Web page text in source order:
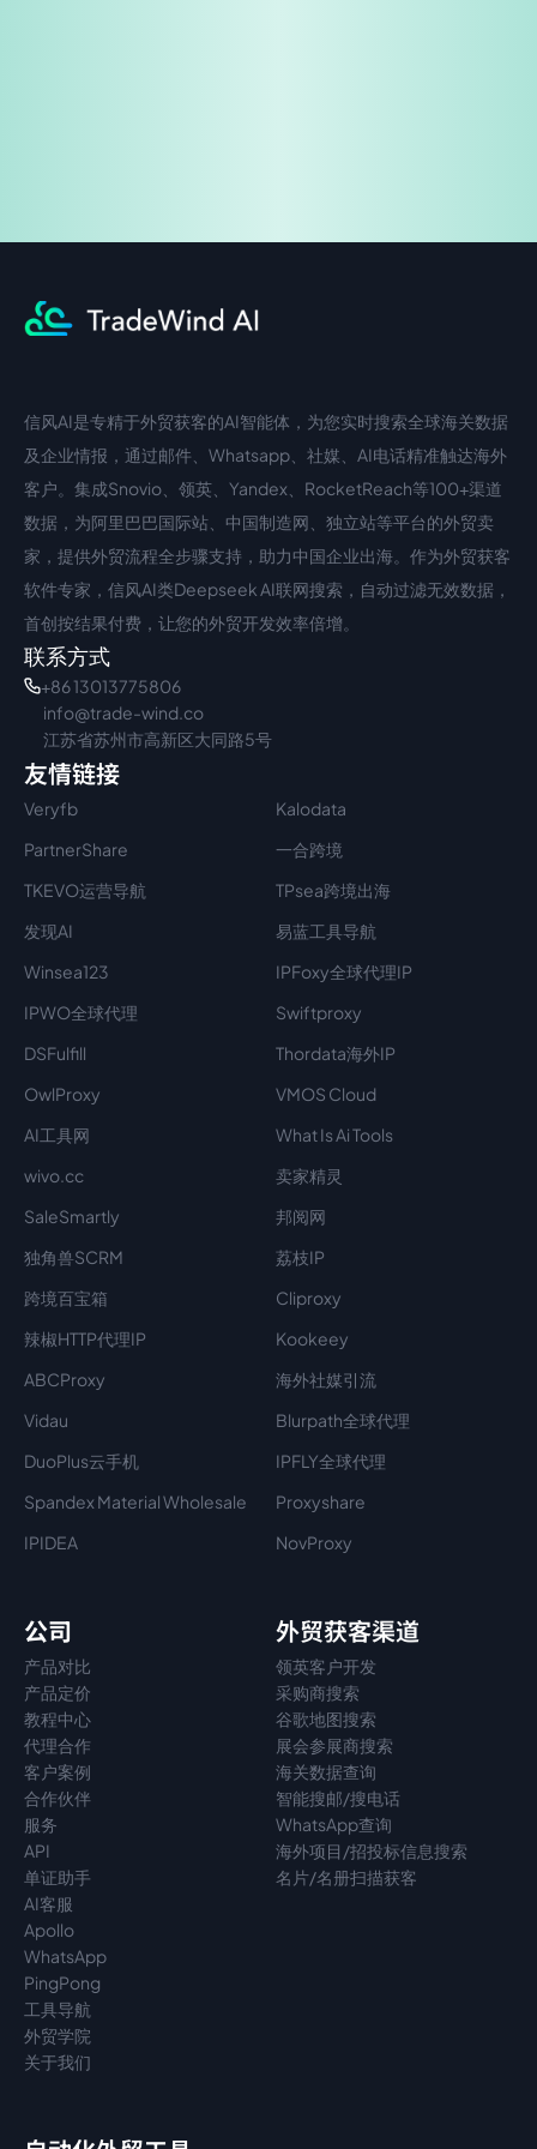
中文入口
信风AI是专精于外贸获客的AI智能体，为您实时搜索全球海关数据
及企业情报，通过邮件、Whatsapp、社媒、AI电话精准触达海外
客户。集成Snovio、领英、Yandex、RocketReach等100+渠道
数据，为阿里巴巴国际站、中国制造网、独立站等平台的外贸卖
家，提供外贸流程全步骤支持，助力中国企业出海。作为外贸获客
软件专家，信风AI类Deepseek AI联网搜索，自动过滤无效数据，
首创按结果付费，让您的外贸开发效率倍增。
联系方式
+86 13013775806
info@trade-wind.co
江苏省苏州市高新区大同路5号
友情链接
Veryfb
Kalodata
PartnerShare
一合跨境
TKEVO运营导航
TPsea跨境出海
发现AI
易蓝工具导航
Winsea123
IPFoxy全球代理IP
IPWO全球代理
Swiftproxy
DSFulfill
Thordata海外IP
OwlProxy
VMOS Cloud
AI工具网
What Is Ai Tools
wivo.cc
卖家精灵
SaleSmartly
邦阅网
独角兽SCRM
荔枝IP
跨境百宝箱
Cliproxy
辣椒HTTP代理IP
Kookeey
ABCProxy
海外社媒引流
Vidau
Blurpath全球代理
DuoPlus云手机
IPFLY全球代理
Spandex Material Wholesale​
Proxyshare
IPIDEA
NovProxy
公司
产品对比
产品定价
教程中心
代理合作
客户案例
合作伙伴
服务
API
单证助手
AI客服
Apollo
WhatsApp
PingPong
工具导航
外贸学院
关于我们
外贸获客渠道
领英客户开发
采购商搜索
谷歌地图搜索
展会参展商搜索
海关数据查询
智能搜邮/搜电话
WhatsApp查询
海外项目/招投标信息搜索
名片/名册扫描获客